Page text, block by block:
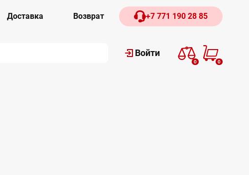
Доставка Возврат +7 771 190 28 85
Войти
0 0